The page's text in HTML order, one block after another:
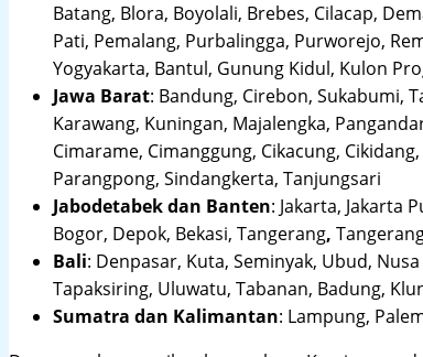
Batang, Blora, Boyolali, Brebes, Cilacap,
Pati, Pemalang, Purbalingga, Purworejo,
Yogyakarta, Bantul, Gunung Kidul, Kulon
Jawa Barat: Bandung, Cirebon, Sukabumi,
Karawang, Kuningan, Majalengka,
Cimarame, Cimanggung, Cikacung,
Parangpong, Sindangkerta, Tanjungsari
Jabodetabek dan Banten: Jakarta, Jakarta
Bogor, Depok, Bekasi, Tangerang,
Bali: Denpasar, Kuta, Seminyak, Ubud,
Tapaksiring, Uluwatu, Tabanan, Badung,
Sumatra dan Kalimantan: Lampung,